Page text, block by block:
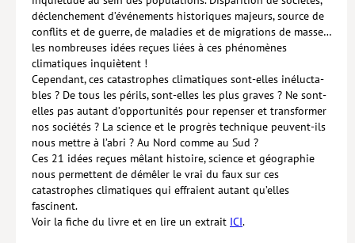
déclenchement d’événements historiques majeurs, source de
conflits et de guerre, de maladies et de migrations de masse…
les nombreuses idées reçues liées à ces phénomènes
climatiques inquiètent !
Cependant, ces catastrophes climatiques sont-elles inélucta­
bles ? De tous les périls, sont-elles les plus graves ? Ne sont-
elles pas autant d’opportunités pour repenser et transformer
nos sociétés ? La science et le progrès technique peuvent-ils
nous mettre à l’abri ? Au Nord comme au Sud ?
Ces 21 idées reçues mêlant histoire, science et géographie
nous permettent de démêler le vrai du faux sur ces
catastrophes climatiques qui effraient autant qu’elles
fascinent.
Voir la fiche du livre et en lire un extrait ICI.